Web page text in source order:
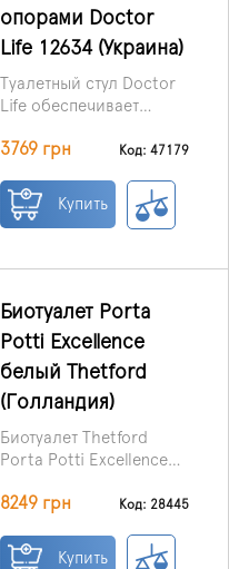
опорами Doctor
Life 12634 (Украина)
Туалетный стул Doctor
Life обеспечивает
пользователя, так и для
ним ухаживает.
Конструкция устойчива,
стойкостью к
и дезинфицирующим
средствам.
3769 грн Код: 47179
Купить
Биотуалет Porta
Potti Excellence
белый Thetford
(Голландия)
Биотуалет Thetford
Porta Potti Excellence
современный
увеличенной высотой
дачи, рынка, магазина
объекта.
8249 грн Код: 28445
Купить